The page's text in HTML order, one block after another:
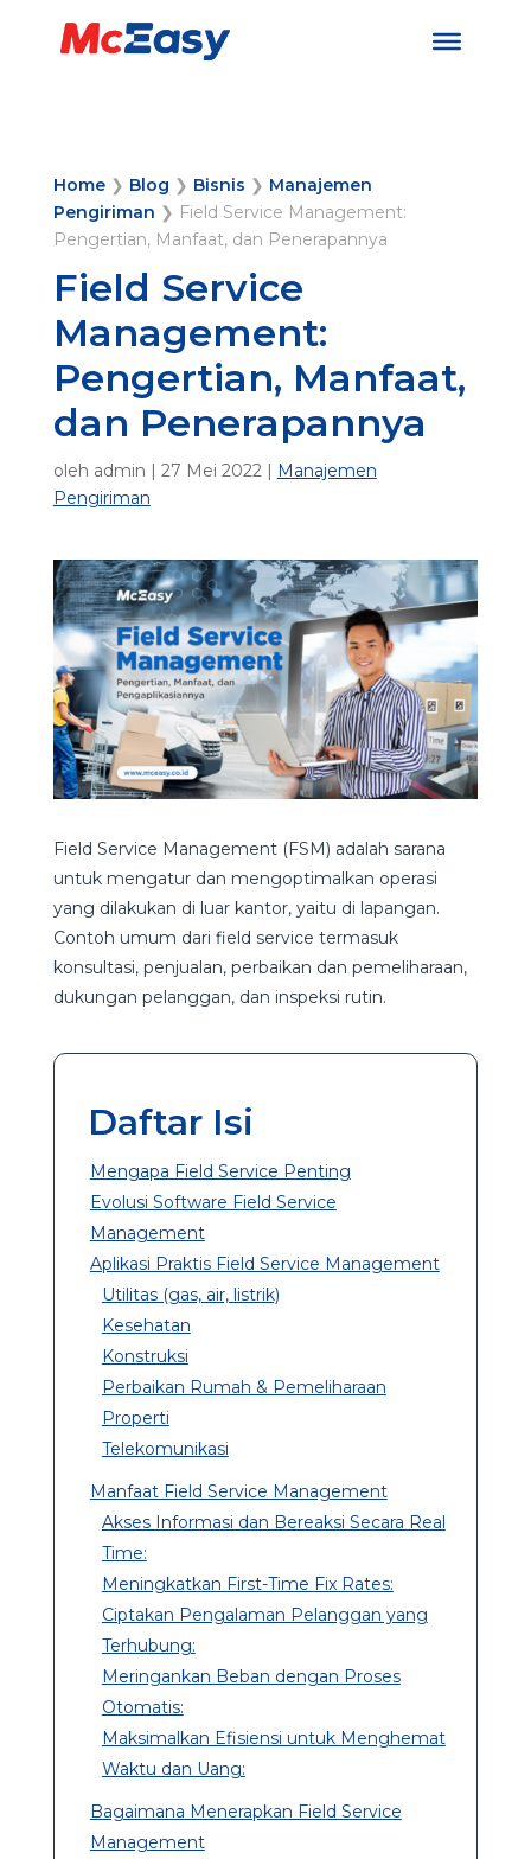
Home❯ Blog ❯ Bisnis ❯ Manajemen
Pengiriman ❯ Field Service Management:
Pengertian, Manfaat, dan Penerapannya
Field Service
Management:
Pengertian, Manfaat,
dan Penerapannya
oleh admin | 27 Mei 2022| Manajemen
Pengiriman
Field Service Management (FSM) adalah sarana
untuk mengatur dan mengoptimalkan operasi
yang dilakukan di luar kantor, yaitu di lapangan.
Contoh umum dari field service termasuk
konsultasi, penjualan, perbaikan dan pemeliharaan,
dukungan pelanggan, dan inspeksi rutin.
Daftar Isi
Mengapa Field Service Penting
Evolusi Software Field Service
Management
Aplikasi Praktis Field Service Management
Utilitas (gas, air, listrik)
Kesehatan
Konstruksi
Perbaikan Rumah & Pemeliharaan
Properti
Telekomunikasi
Manfaat Field Service Management
Akses Informasi dan Bereaksi Secara Real
Time:
Meningkatkan First-Time Fix Rates:
Ciptakan Pengalaman Pelanggan yang
Terhubung:
Meringankan Beban dengan Proses
Otomatis:
Maksimalkan Efisiensi untuk Menghemat
Waktu dan Uang:
Bagaimana Menerapkan Field Service
Management